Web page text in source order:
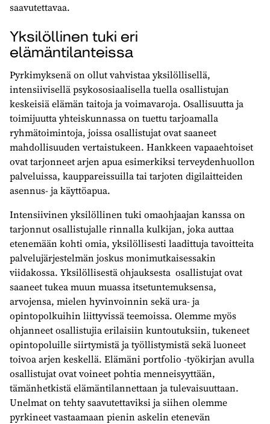
saavutettavaa.
Yksilöllinen tuki eri
elämäntilanteissa
Pyrkimyksenä on ollut vahvistaa yksilöllisellä,
intensiivisellä psykososiaalisella tuella osallistujan
keskeisiä elämän taitoja ja voimavaroja. Osallisuutta ja
toimijuutta yhteiskunnassa on tuettu tarjoamalla
ryhmätoimintoja, joissa osallistujat ovat saaneet
mahdollisuuden vertaistukeen. Hankkeen vapaaehtoiset
ovat tarjonneet arjen apua esimerkiksi terveydenhuollon
palveluissa, kauppareissuilla tai tarjoten digilaitteiden
asennus- ja käyttöapua.
Intensiivinen yksilöllinen tuki omaohjaajan kanssa on
tarjonnut osallistujalle rinnalla kulkijan, joka auttaa
etenemään kohti omia, yksilöllisesti laadittuja tavoitteita
palvelujärjestelmän joskus monimutkaisessakin
viidakossa. Yksilöllisestä ohjauksesta osallistujat ovat
saaneet tukea muun muassa itsetuntemuksensa,
arvojensa, mielen hyvinvoinnin sekä ura- ja
opintopolkuihin liittyvissä teemoissa. Olemme myös
ohjanneet osallistujia erilaisiin kuntoutuksiin, tukeneet
opintopoluille siirtymistä ja työllistymistä sekä luoneet
toivoa arjen keskellä. Elämäni portfolio -työkirjan avulla
osallistujat ovat voineet pohtia menneisyyttään,
tämänhetkistä elämäntilannettaan ja tulevaisuuttaan.
Unelmat on tehty saavutettaviksi ja siihen olemme
pyrkineet vastaamaan pienin askelin etenevän